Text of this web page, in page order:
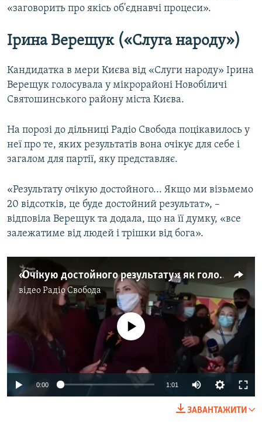
«заговорить про якісь об'єднавчі процеси».
Ірина Верещук («Слуга народу»)
Кандидатка в мери Києва від «Слуги народу» Ірина
Верещук голосувала у мікрорайоні Новобіличі
Святошинського району міста Києва.
На порозі до дільниці Радіо Свобода поцікавилось у
неї про те, яких результатів вона очікує для себе і
загалом для партії, яку представляє.
«Результату очікую достойного... Якщо ми візьмемо
20 відсотків, це буде достойний результат», –
відповіла Верещук та додала, що на її думку, «все
залежатиме від людей і трішки від бога».
«Очікую достойного результату»: як голосувала кандидатка в мери Києва від «Слуги народу» Ірина Верещук (відео)
відеоРадіо Свобода
No media source currently available
0:00 1:01
ЗАВАНТАЖИТИ